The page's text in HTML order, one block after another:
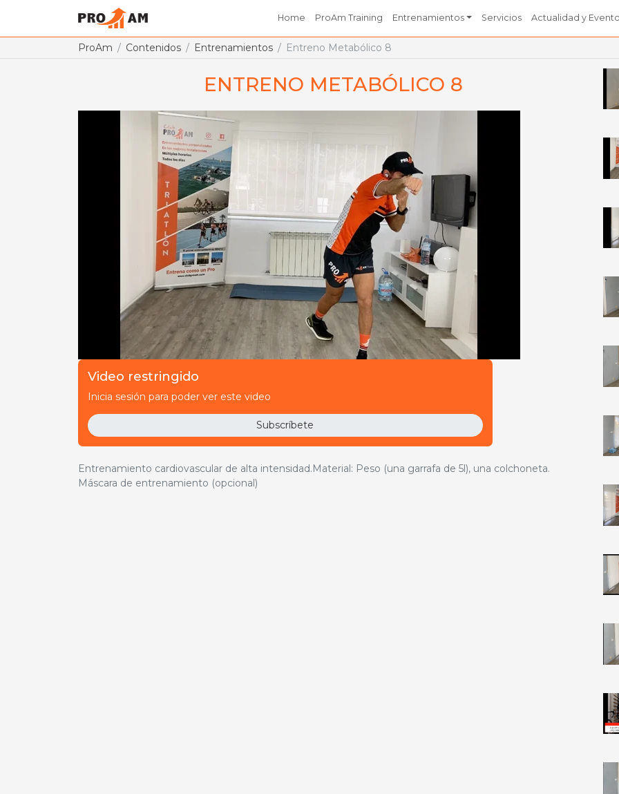
Home ProAm Training Entrenamientos Servicios Actualidad y
ProAm Contenidos Entrenamientos Entreno Metabólico 8
ENTRENO METABÓLICO 8
Video restringido
Inicia sesión para poder ver este video
Subscríbete
4,00€ o con suscripción.
Entrenamiento cardiovascular de alta intensidad.Material: Peso (una garrafa de 5l), una colchoneta.
Máscara de entrenamiento (opcional)